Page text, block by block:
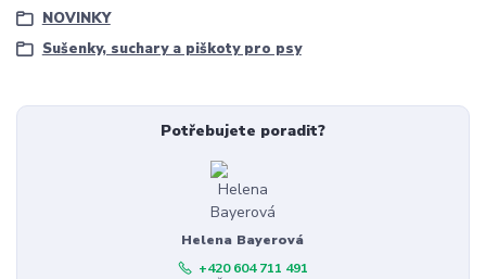
NOVINKY
Sušenky, suchary a piškoty pro psy
Potřebujete poradit?
Helena Bayerová
+420 604 711 491